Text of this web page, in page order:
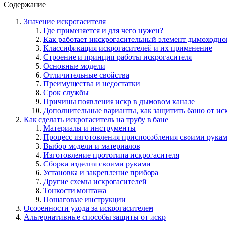
Содержание
Значение искрогасителя
Где применяется и для чего нужен?
Как работает икскрогасительный элемент
Классификация искрогасителей и их применение
Строение и принцип работы искрогасителя
Основные модели
Отличительные свойства
Преимущества и недостатки
Срок службы
Причины появления искр в дымовом канале
Дополнительные варианты, как защитить баню от
Как сделать искрогаситель на трубу в бане
Материалы и инструменты
Процесс изготовления приспособления своими
Выбор модели и материалов
Изготовление прототипа искрогасителя
Сборка изделия своими руками
Установка и закрепление прибора
Другие схемы искрогасителей
Тонкости монтажа
Пошаговые инструкции
Особенности ухода за искрогасителем
Альтернативные способы защиты от искр